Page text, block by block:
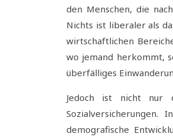
den Menschen, die
Nichts ist liberaler als
wirtschaftlichen
wo jemand herkommt,
überfälliges
Jedoch ist nicht nur
Sozialversicherungen.
demografische